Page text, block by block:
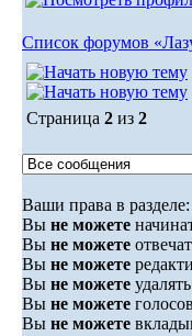
Список форумов
Страница 2 из 2
Ваши права в разделе:
Вы не можете
Вы не можете
Вы не можете
Вы не можете
Вы не можете
Вы не можете